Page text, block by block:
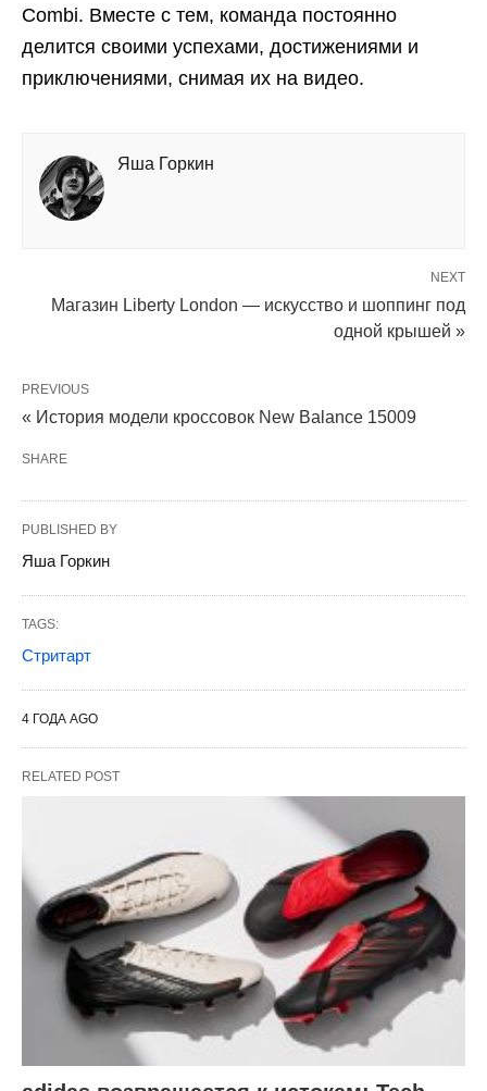
Combi. Вместе с тем, команда постоянно
делится своими успехами, достижениями и
приключениями, снимая их на видео.
Яша Горкин
NEXT
Магазин Liberty London — искусство и шоппинг под
одной крышей »
PREVIOUS
« История модели кроссовок New Balance 15009
SHARE
PUBLISHED BY
Яша Горкин
TAGS:
Стритарт
4 ГОДА AGO
RELATED POST